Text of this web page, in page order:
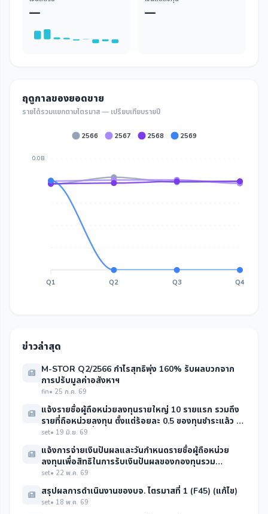
— —
ฤดูกาลของยอดขาย
รายได้รวมแยกตามไตรมาส — เปรียบเทียบรายปี
2566 2567 2568 2569
0.0B
Q1 Q2 Q3 Q4
ข่าวล่าสุด
M-STOR Q2/2566 กำไรสุทธิพุ่ง 160% รับผลบวกจาก
การปรับมูลค่าอสังหาฯ
fin• 25 ก.ค. 69
แจ้งรายชื่อผู้ถือหน่วยลงทุนรายใหญ่ 10 รายแรก รวมถึง
รายที่ถือหน่วยลงทุน ตั้งแต่ร้อยละ 0.5 ของทุนชำระแล้ว ณ
วันกำหนดรายชื่อผู้ถือหน่วยลงทุน
set• 19 มิ.ย. 69
แจ้งการจ่ายเงินปันผลและวันกำหนดรายชื่อผู้ถือหน่วย
ลงทุนเพื่อสิทธิในการรับเงินปันผลของกองทุนรวม
อสังหาริมทรัพย์เอ็มเอฟซี-สแตรทิจิกสโตเรจฟันด์
set• 22 พ.ค. 69
สรุปผลการดำเนินงานของบจ. ไตรมาสที่ 1 (F45) (แก้ไข)
set• 18 พ.ค. 69